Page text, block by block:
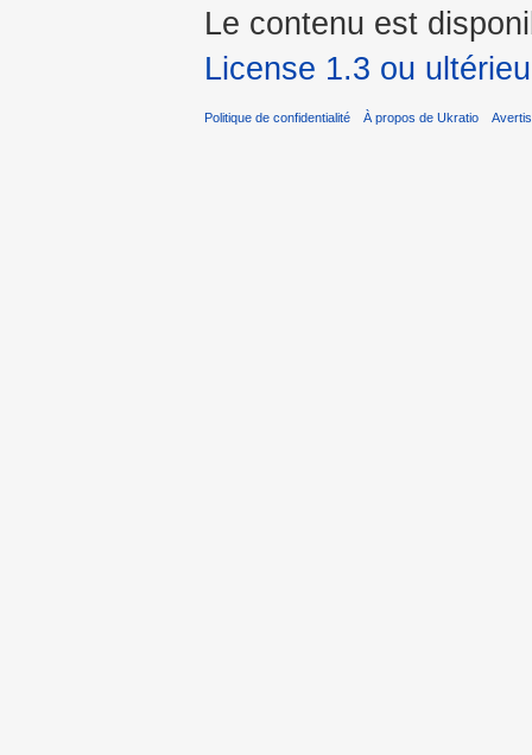
Le contenu est
License 1.3 ou
Politique de confidentialité À propos de Ukratio